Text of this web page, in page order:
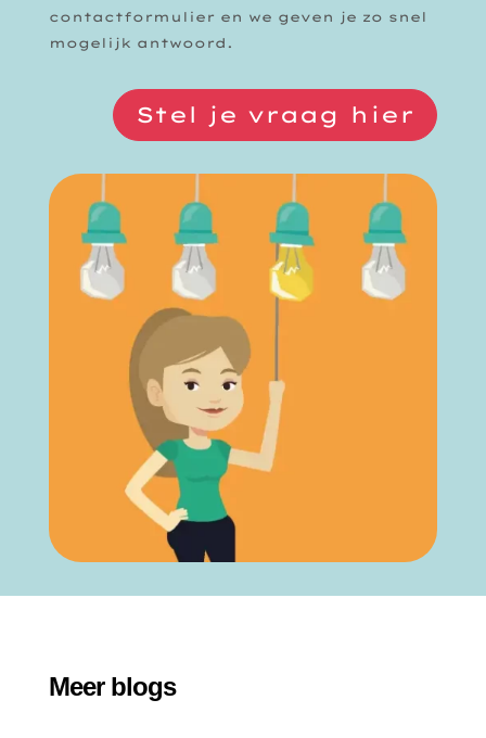
contactformulier en we geven je zo snel
mogelijk antwoord.
Stel je vraag hier
Meer blogs